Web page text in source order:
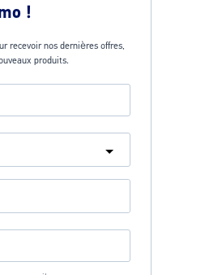
!
recevoir nos dernières offres,
produits.